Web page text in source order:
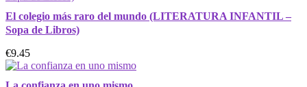
El colegio más raro del mundo (LITERATURA INFANTIL –
Sopa de Libros)
€9.45